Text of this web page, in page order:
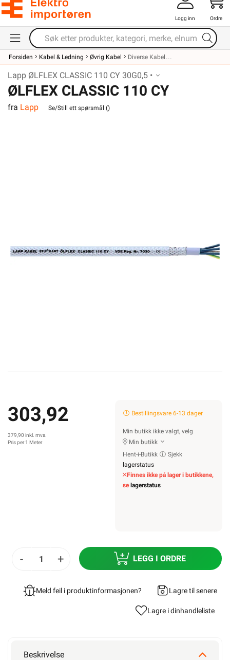
Logg inn Ordre
Forsiden Kabel & Ledning Øvrig Kabel Diverse Kabel
Lapp ØLFLEX CLASSIC 110 CY 30G0,5 •
ØLFLEX CLASSIC 110 CY
30G0,5
fra Lapp Se/Still ett spørsmål ()
303,92
379,90 inkl. mva.
Pris per 1 Meter
Bestillingsvare 6-13 dager
Min butikk ikke valgt, velg
Min butikk
Hent-i-Butikk
Sjekk
lagerstatus
Finnes ikke på lager i butikkene,
se lagerstatus
- + LEGG I ORDRE
Meld feil i produktinformasjonen? Lagre til senere
Lagre i dinhandleliste
Beskrivelse